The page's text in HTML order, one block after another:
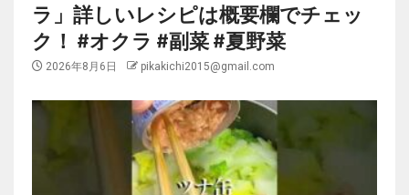
ラ」詳しいレシピは概要欄でチェッ
ク！ #オクラ #副菜 #夏野菜
2026年8月6日 pikakichi2015@gmail.com